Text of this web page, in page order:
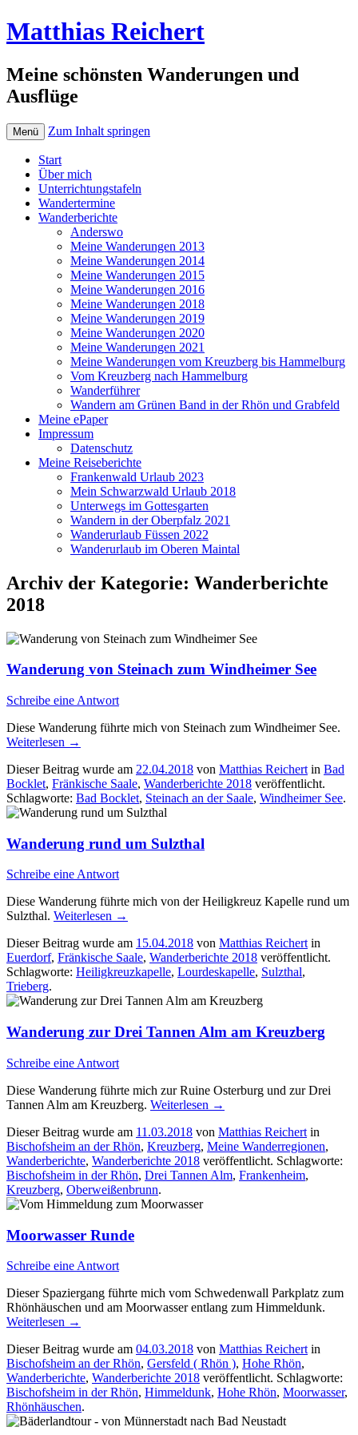
Matthias Reichert
Meine schönsten Wanderungen und
Ausflüge
Menü Zum Inhalt springen
Start
Über mich
Unterrichtungstafeln
Wandertermine
Wanderberichte
Anderswo
Meine Wanderungen 2013
Meine Wanderungen 2014
Meine Wanderungen 2015
Meine Wanderungen 2016
Meine Wanderungen 2018
Meine Wanderungen 2019
Meine Wanderungen 2020
Meine Wanderungen 2021
Meine Wanderungen vom Kreuzberg bis Hammelburg
Vom Kreuzberg nach Hammelburg
Wanderführer
Wandern am Grünen Band in der Rhön und Grabfeld
Meine ePaper
Impressum
Datenschutz
Meine Reiseberichte
Frankenwald Urlaub 2023
Mein Schwarzwald Urlaub 2018
Unterwegs im Gottesgarten
Wandern in der Oberpfalz 2021
Wanderurlaub Füssen 2022
Wanderurlaub im Oberen Maintal
Archiv der Kategorie: Wanderberichte
2018
Wanderung von Steinach zum Windheimer See
Schreibe eine Antwort
Diese Wanderung führte mich von Steinach zum Windheimer See.
Weiterlesen →
Dieser Beitrag wurde am 22.04.2018 von Matthias Reichert in Bad
Bocklet, Fränkische Saale, Wanderberichte 2018 veröffentlicht.
Schlagworte: Bad Bocklet, Steinach an der Saale, Windheimer See.
Wanderung rund um Sulzthal
Schreibe eine Antwort
Diese Wanderung führte mich von der Heiligkreuz Kapelle rund um
Sulzthal. Weiterlesen →
Dieser Beitrag wurde am 15.04.2018 von Matthias Reichertin
Euerdorf, Fränkische Saale, Wanderberichte 2018 veröffentlicht.
Schlagworte: Heiligkreuzkapelle, Lourdeskapelle, Sulzthal,
Trieberg.
Wanderung zur Drei Tannen Alm am Kreuzberg
Schreibe eine Antwort
Diese Wanderung führte mich zur Ruine Osterburg und zur Drei
Tannen Alm am Kreuzberg. Weiterlesen →
Dieser Beitrag wurde am 11.03.2018 von Matthias Reichert in
Bischofsheim an der Rhön, Kreuzberg, Meine Wanderregionen,
Wanderberichte, Wanderberichte 2018 veröffentlicht. Schlagworte:
Bischofsheim in der Rhön, Drei Tannen Alm, Frankenheim,
Kreuzberg, Oberweißenbrunn.
Moorwasser Runde
Schreibe eine Antwort
Dieser Spaziergang führte mich vom Schwedenwall Parkplatz zum
Rhönhäuschen und am Moorwasser entlang zum Himmeldunk.
Weiterlesen →
Dieser Beitrag wurde am 04.03.2018 von Matthias Reichert in
Bischofsheim an der Rhön, Gersfeld ( Rhön ), Hohe Rhön,
Wanderberichte, Wanderberichte 2018 veröffentlicht. Schlagworte:
Bischofsheim in der Rhön, Himmeldunk, Hohe Rhön, Moorwasser,
Rhönhäuschen.